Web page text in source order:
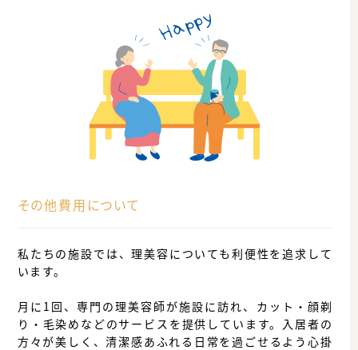
その他費用について
私たちの施設では、理美容についても利便性を追求して
います。
月に1回、専門の理美容師が施設に訪れ、カット・顔剃
り・毛染めなどのサービスを提供しています。入居者の
方々が美しく、清潔感あふれる日常を過ごせるよう心掛